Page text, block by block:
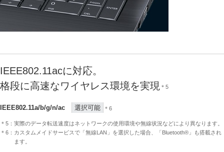
IEEE802.11acに対応。
格段に高速なワイヤレス環境を実現 ＊5
IEEE802.11a/b/g/n/ac 選択可能 ＊6
＊5：実際のデータ転送速度はネットワークの使用環境や無線状況などにより異なります。
＊6：カスタムメイドサービスで「無線LAN」を選択した場合、「Bluetooth®」も搭載され
ます。